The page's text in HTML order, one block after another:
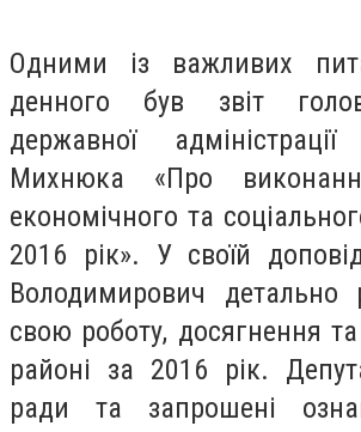
Одними із важливих
денного був звіт
державної
Михнюка «Про
економічного та
2016 рік». У своїй
Володимирович детально
свою роботу, досягнення
районі за 2016 рік.
ради та запрошені